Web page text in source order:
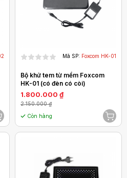
Mã SP: Foxcom HK-01
Bộ khử tem từ mềm Foxcom
HK-01 (có đèn có còi)
1.800.000 ₫
2.150.000 ₫
Còn hàng